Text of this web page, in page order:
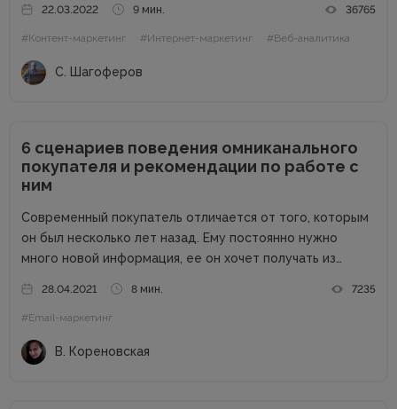
многие другие. Наша задача – перейти на
альтернативные сервисы и программы, чтобы не
поддерживать российского агрессора. Также
сотрудничество с...
22.03.2022 9 мин. 36765
#Контент-маркетинг #Интернет-маркетинг #Веб-аналитика
С. Шагоферов
6 сценариев поведения омниканального
покупателя и рекомендации по работе с
ним
Современный покупатель отличается от того, которым
он был несколько лет назад. Ему постоянно нужно
много новой информация, ее он хочет получать из
омниканальным и он должен быть приоритетом бренда,
так как средний чек его...
28.04.2021 8 мин. 7235
#Email-маркетинг
В. Кореновская